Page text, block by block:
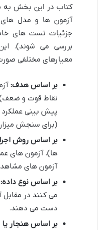
کتاب در این بخش به
آزمون ها و مدل های
جزئیات تست های
بررسی می شوند).
معیارهای مختلفی
بر اساس هدف:
نقاط قوت و
پیش بینی عملکرد
(برای سنجش
بر اساس روش
ها)، آزمون های
آزمون های
بر اساس نوع داده:
می کنند در
دست می دهند.
بر اساس هنجار یا